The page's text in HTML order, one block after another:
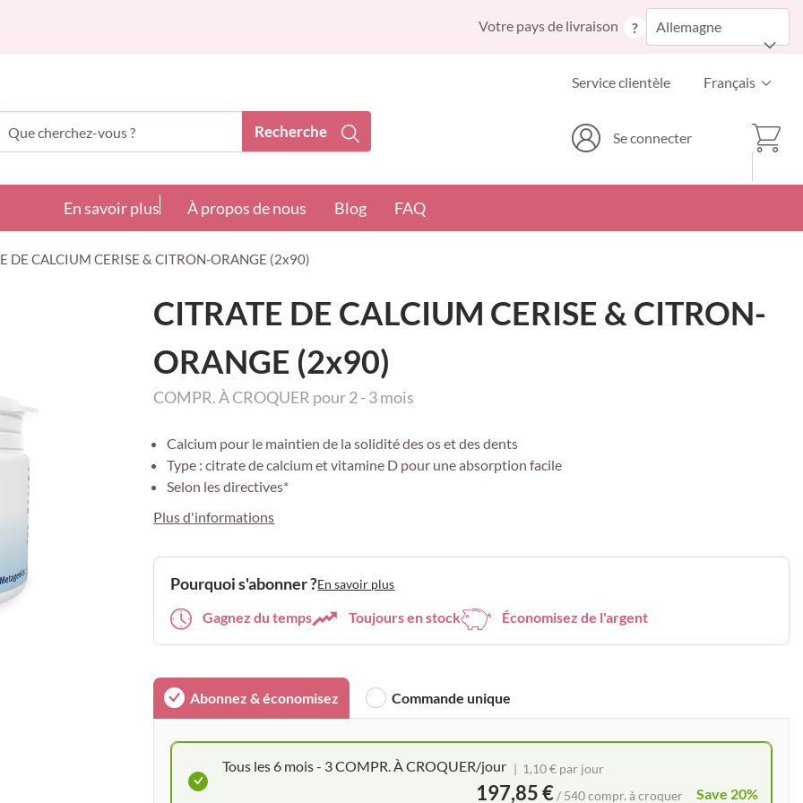
Allez
Votre pays de livraison ? Allemagne
Recherche
Service clientèle Langue
Français
Mon
Se connecter
En savoir plus À propos de nous Blog FAQ
DE CALCIUM CERISE & CITRON-ORANGE (2x90)
CITRATE DE CALCIUM CERISE & CITRON-
ORANGE (2x90)
COMPR. À CROQUER pour 2 - 3 mois
Calcium pour le maintien de la solidité des os et des dents
Type : citrate de calcium et vitamine D pour une absorption facile
Selon les directives*
Plus d'informations
Pourquoi s'abonner ?En savoir plus
Gagnez du temps Toujours en stock Économisez de l'argent
Abonnez & économisez
Tous les 6 mois - 3 COMPR. À CROQUER/jour 1,10 € par jour
197,85 €/ 540 compr. à croquer Save 20%
Commande unique